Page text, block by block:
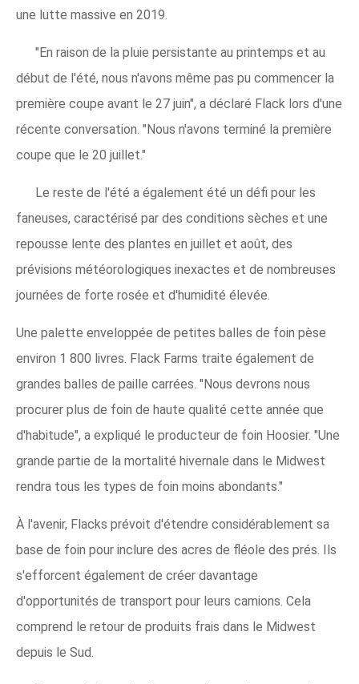
une lutte massive en 2019.
"En raison de la pluie persistante au printemps et au
début de l'été, nous n'avons même pas pu commencer la
première coupe avant le 27 juin", a déclaré Flack lors d'une
récente conversation. "Nous n'avons terminé la première
coupe que le 20 juillet."
Le reste de l'été a également été un défi pour les
faneuses, caractérisé par des conditions sèches et une
repousse lente des plantes en juillet et août, des
prévisions météorologiques inexactes et de nombreuses
journées de forte rosée et d'humidité élevée.
Une palette enveloppée de petites balles de foin pèse
environ 1 800 livres. Flack Farms traite également de
grandes balles de paille carrées. "Nous devrons nous
procurer plus de foin de haute qualité cette année que
d'habitude", a expliqué le producteur de foin Hoosier. "Une
grande partie de la mortalité hivernale dans le Midwest
rendra tous les types de foin moins abondants."
À l'avenir, Flacks prévoit d'étendre considérablement sa
base de foin pour inclure des acres de fléole des prés. Ils
s'efforcent également de créer davantage
d'opportunités de transport pour leurs camions. Cela
comprend le retour de produits frais dans le Midwest
depuis le Sud.